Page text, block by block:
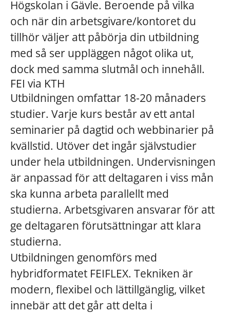
Högskolan i Gävle. Beroende på vilka
och när din arbetsgivare/kontoret du
tillhör väljer att påbörja din utbildning
med så ser uppläggen något olika ut,
dock med samma slutmål och innehåll.
FEI via KTH
Utbildningen omfattar 18-20 månaders
studier. Varje kurs består av ett antal
seminarier på dagtid och webbinarier på
kvällstid. Utöver det ingår självstudier
under hela utbildningen. Undervisningen
är anpassad för att deltagaren i viss mån
ska kunna arbeta parallellt med
studierna. Arbetsgivaren ansvarar för att
ge deltagaren förutsättningar att klara
studierna.
Utbildningen genomförs med
hybridformatet FEIFLEX. Tekniken är
modern, flexibel och lättillgänglig, vilket
innebär att det går att delta i